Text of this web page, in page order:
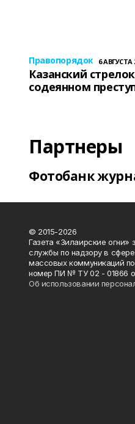
Правопорядок 6 АВГУСТА
Казанский
содеянном
Партнеры
Фотобанк
© 2015-2026
Газета «Зилаирские огни»
службы по надзору в
массовых коммуникаций
номер ПИ № ТУ 02 - 01866
Об использовании